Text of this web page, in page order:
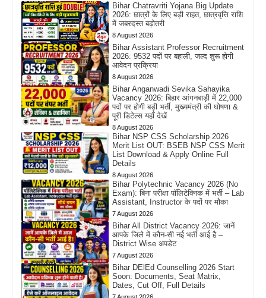
Bihar Chatravriti Yojana Big Update
2026: छात्रों के लिए बड़ी राहत, छात्रवृत्ति राशि
में जबरदस्त बढ़ोतरी
8 August 2026
Bihar Assistant Professor Recruitment
2026: 9532 पदों पर बहाली, जल्द शुरू होगी
आवेदन प्रक्रिया
8 August 2026
Bihar Anganwadi Sevika Sahayika
Vacancy 2026: बिहार आंगनबाड़ी में 22,000
पदों पर होगी बड़ी भर्ती, मुख्यमंत्री की घोषणा &
पूरी डिटेल्स यहाँ देखें
8 August 2026
Bihar NSP CSS Scholarship 2026
Merit List OUT: BSEB NSP CSS Merit
List Download & Apply Online Full
Details
8 August 2026
Bihar Polytechnic Vacancy 2026 (No
Exam): बिना परीक्षा पॉलिटेक्निक में भर्ती – Lab
Assistant, Instructor के पदों पर मौका
7 August 2026
Bihar All District Vacancy 2026: जानें
आपके जिले में कौन-सी नई भर्ती आई है –
District Wise अपडेट
7 August 2026
Bihar DElEd Counselling 2026 Start
Soon: Documents, Seat Matrix,
Dates, Cut Off, Full Details